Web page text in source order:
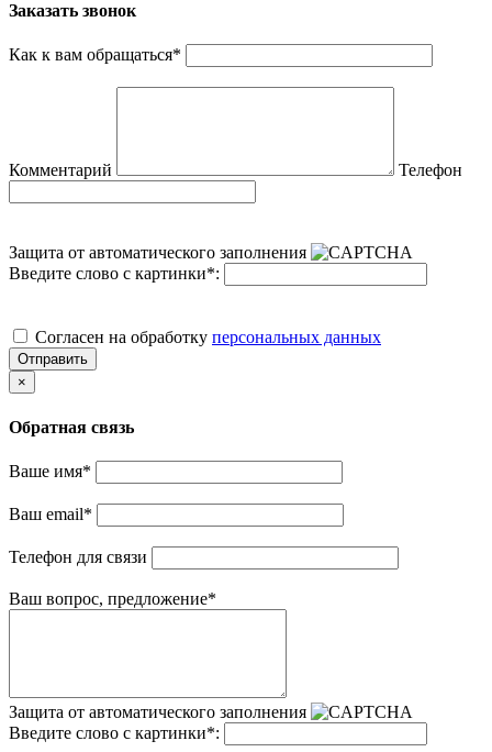
Заказать звонок
Как к вам обращаться*
Комментарий Телефон
Защита от автоматического заполнения
Введите слово с картинки*:
Cогласен на обработку персональных данных
Отправить
×
Обратная связь
Ваше имя*
Ваш email*
Телефон для связи
Ваш вопрос, предложение*
Защита от автоматического заполнения
Введите слово с картинки*: